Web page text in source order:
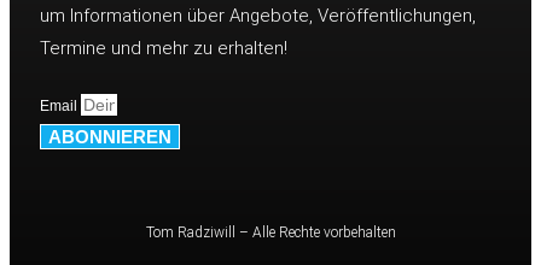
um Informationen über Angebote, Veröffentlichungen,
Termine und mehr zu erhalten!
Email
ABONNIEREN
Tom Radziwill – Alle Rechte vorbehalten